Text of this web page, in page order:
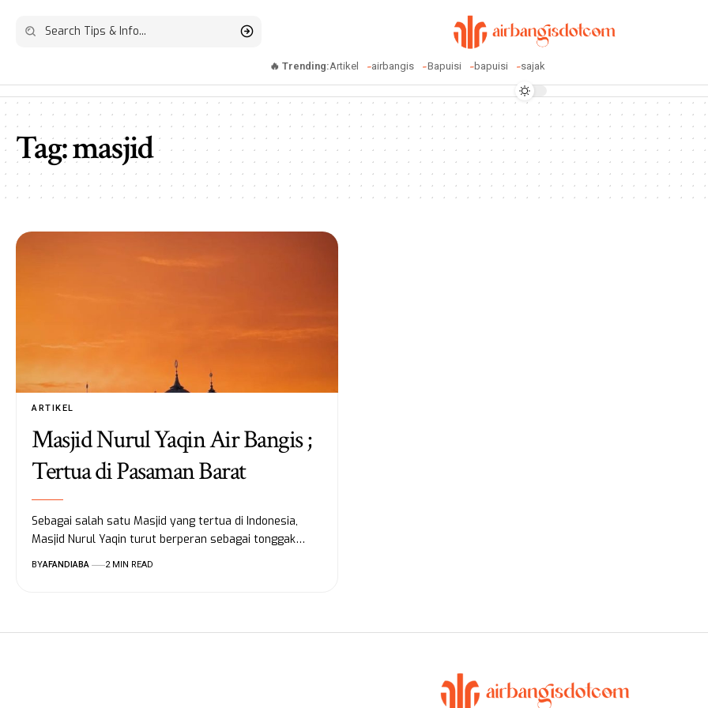
🔥 Trending:Artikel airbangis Bapuisi bapuisi sajak
Tag:masjid
ARTIKEL
Masjid Nurul Yaqin Air Bangis ;
Tertua di Pasaman Barat
Sebagai salah satu Masjid yang tertua di Indonesia,
Masjid Nurul Yaqin turut berperan sebagai tonggak…
BYAFANDIABA 2 MIN READ